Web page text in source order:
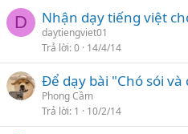
D Nhận dạy tiếng việt
daytiengviet01
Trả lời 0 14/4/14
Để dạy bài "Chó sói
Phong Cầm
Trả lời 1 10/2/14